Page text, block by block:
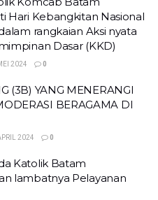
Hari Kebangkitan Nasional
rangkaian Aksi nyata
Dasar (KKD)
2024 0
(3B) YANG MENERANGI
BERAGAMA DI
2024 0
Katolik Batam
lambatnya Pelayanan